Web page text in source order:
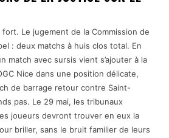
Le jugement de la Commission de
: deux matchs à huis clos total. En
match avec sursis vient s’ajouter à la
Nice dans une position délicate,
de barrage retour contre Saint-
pas. Le 29 mai, les tribunaux
joueurs devront trouver en eux la
briller, sans le bruit familier de leurs